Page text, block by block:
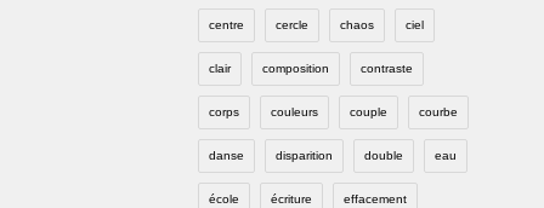
centre cercle chaos ciel
clair composition contraste
corps couleurs couple courbe
danse disparition double eau
école écriture effacement